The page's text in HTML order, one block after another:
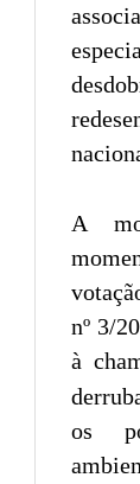
A
nº 3/
à
os